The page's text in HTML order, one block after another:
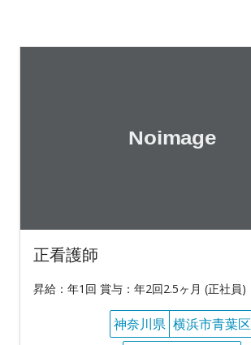
正看護師
昇給：年1回 賞与：年2回2.5ヶ月 (正社員)
神奈川県 横浜市青葉区